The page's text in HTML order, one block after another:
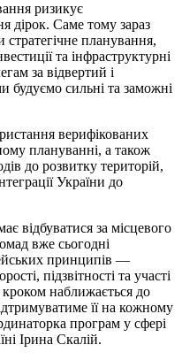
ризикує
дірок. Саме тому зараз
планування,
та інфраструктурні
за відвертий і
будуємо сильні та заможні
верифікованих
плануванні, а також
до розвитку територій,
України до
відбуватися за місцевого
вже сьогодні
принципів —
підзвітності та участі
наближається до
її на кожному
програм у сфері
Ірина Скалій.